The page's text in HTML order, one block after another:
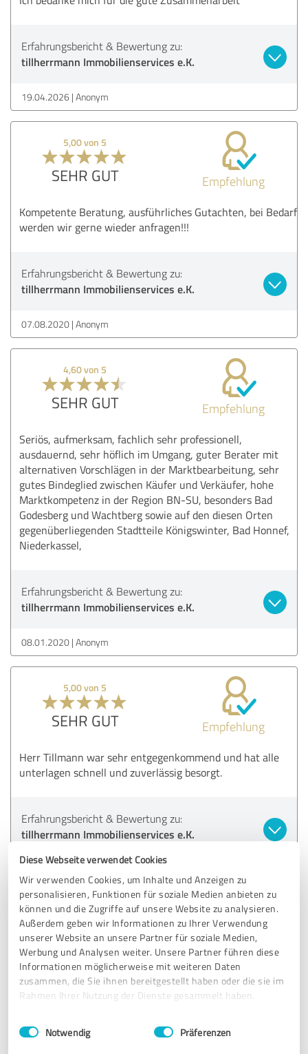
Diese Webseite verwendet Cookies
Wir verwenden Cookies, um Inhalte und Anzeigen zu
personalisieren, Funktionen für soziale Medien anbieten zu
können und die Zugriffe auf unsere Website zu analysieren.
Außerdem geben wir Informationen zu Ihrer Verwendung
unserer Website an unsere Partner für soziale Medien,
Werbung und Analysen weiter. Unsere Partner führen diese
Informationen möglicherweise mit weiteren Daten
zusammen, die Sie ihnen bereitgestellt haben oder die sie im
Rahmen Ihrer Nutzung der Dienste gesammelt haben.
Impressum Datenschutzbestimmungen
Einwilligungsauswahl
Notwendig Präferenzen
Erfahrungsbericht & Bewertung zu:
tillherrmann Immobilienservices e.K.
19.04.2026 Anonym
5,00 von 5
SEHR GUT Empfehlung
Kompetente Beratung, ausführliches Gutachten, bei Bedarf
werden wir gerne wieder anfragen!!!
Erfahrungsbericht & Bewertung zu:
tillherrmann Immobilienservices e.K.
07.08.2020 Anonym
4,60 von 5
SEHR GUT Empfehlung
Seriös, aufmerksam, fachlich sehr professionell,
ausdauernd, sehr höflich im Umgang, guter Berater mit
alternativen Vorschlägen in der Marktbearbeitung, sehr
gutes Bindeglied zwischen Käufer und Verkäufer, hohe
Marktkompetenz in der Region BN-SU, besonders Bad
Godesberg und Wachtberg sowie auf den diesen Orten
gegenüberliegenden Stadtteile Königswinter, Bad Honnef,
Niederkassel,
Erfahrungsbericht & Bewertung zu:
tillherrmann Immobilienservices e.K.
08.01.2020 Anonym
5,00 von 5
SEHR GUT Empfehlung
Herr Tillmann war sehr entgegenkommend und hat alle
unterlagen schnell und zuverlässig besorgt.
Erfahrungsbericht & Bewertung zu:
tillherrmann Immobilienservices e.K.
5,00 von 5
SEHR GUT Empfehlung
Bewertung zu: